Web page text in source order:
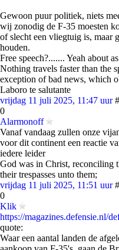
Gewoon puur politiek, niets
wij zonodig de F-35 moesten
of slecht een vliegtuig is, maar
houden.
Free speech?....... Yeah about
Nothing travels faster than the
exception of bad news, which
Laboro te salutante
vrijdag 11 juli 2025, 11:47 uur
0
Alarmonoff
Vanaf vandaag zullen onze
voor dit continent een reactie
iedere leider
God was in Christ, reconciling
their trespasses unto them;
vrijdag 11 juli 2025, 11:51 uur
0
Klik
https://magazines.defensie.nl/
quote:
Waar een aantal landen de